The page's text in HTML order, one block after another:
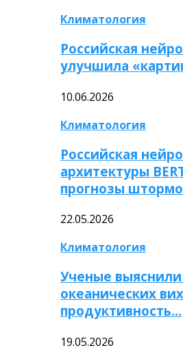
Климатология
Российская
улучшила
10.06.2026
Климатология
Российская
архитектуры
прогнозы
22.05.2026
Климатология
Ученые
океанических
продуктивность…
19.05.2026